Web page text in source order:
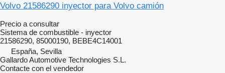
Volvo 21586290 inyector para Volvo camión
Precio a consultar
Sistema de combustible - inyector
21586290, 85000190, BEBE4C14001
España, Sevilla
Gallardo Automotive Technologies S.L.
Contacte con el vendedor